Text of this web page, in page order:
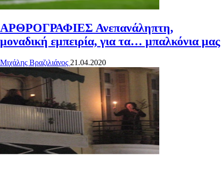
ΑΡΘΡΟΓΡΑΦΙΕΣ Ανεπανάληπτη,
μοναδική εμπειρία, για τα… μπαλκόνια μας
Μιχάλης Βραζιλιάνος 21.04.2020